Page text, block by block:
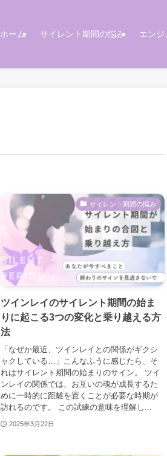
ホーム サイレント期間の悩み エン
サイレント期間の悩み
ツインレイのサイレント期間の始ま
りに起こる3つの変化と乗り越える方
法
「なぜか最近、ツインレイとの関係がギクシ
ャクしている…」こんなふうに感じたら、そ
れはサイレント期間の始まりのサイン。 ツイ
ンレイの関係では、お互いの魂が成長するた
めに一時的に距離を置くことが必要な時期が
訪れるのです。 この試練の意味を理解し...
2025年3月22日